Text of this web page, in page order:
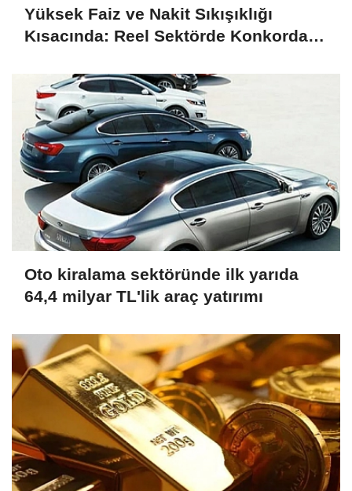
Yüksek Faiz ve Nakit Sıkışıklığı
Kısacında: Reel Sektörde Konkordato
Oto kiralama sektöründe ilk yarıda
64,4 milyar TL'lik araç yatırımı